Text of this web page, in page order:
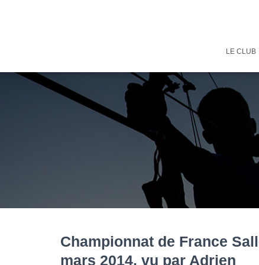
LE CLUB
Championnat de France
mars 2014, vu par Adrien